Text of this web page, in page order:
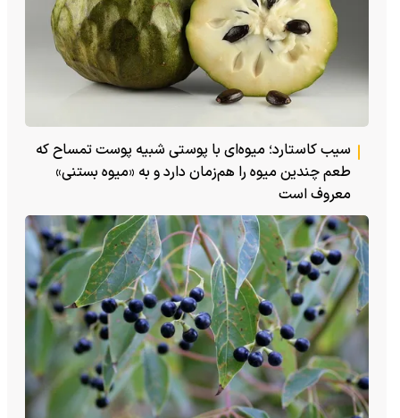
سیب کاستارد؛ میوه‌ای با پوستی شبیه پوست تمساح که
طعم چندین میوه را هم‌زمان دارد و به «میوه بستنی»
معروف است